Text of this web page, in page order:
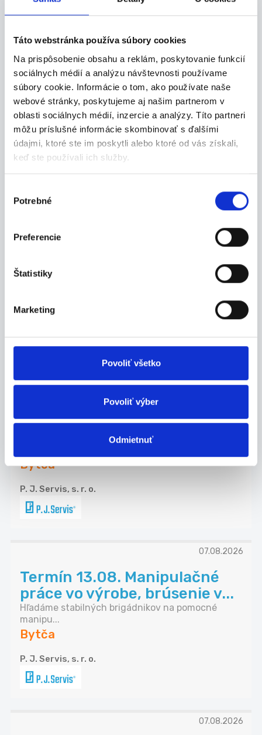
Táto webstránka používa súbory cookies
Na prispôsobenie obsahu a reklám, poskytovanie funkcií
sociálnych médií a analýzu návštevnosti používame
súbory cookie. Informácie o tom, ako používate naše
webové stránky, poskytujeme aj našim partnerom v
oblasti sociálnych médií, inzercie a analýzy. Títo partneri
môžu príslušné informácie skombinovať s ďalšími
údajmi, ktoré ste im poskytli alebo ktoré od vás získali,
keď ste používali ich služby.
súhlasu
Potrebné
Preferencie
Štatistiky
Marketing
Povoliť všetko
Povoliť výber
Odmietnuť
Termín 10.08. Manipulačné
práce vo výrobe, brúsenie v...
Hľadáme stabilných brigádnikov na pomocné
manipu...
Bytča
P. J. Servis, s. r. o.
07.08.2026
Termín 11.08. Manipulačné
Hľadáme stabilných brigádnikov na pomocné
manipu...
07.08.2026
Termín 12.08. Manipulačné
práce vo výrobe, brúsenie v...
Hľadáme stabilných brigádnikov na pomocné
Bytča
P. J. Servis, s. r. o.
07.08.2026
Termín 13.08. Manipulačné
práce vo výrobe, brúsenie v...
Hľadáme stabilných brigádnikov na pomocné
manipu...
Bytča
P. J. Servis, s. r. o.
07.08.2026